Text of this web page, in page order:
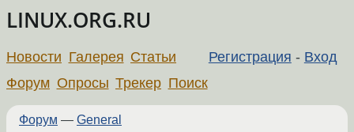
LINUX.ORG.RU
Регистрация - Вход
Новости Галерея Статьи
Форум Опросы Трекер Поиск
Форум — General